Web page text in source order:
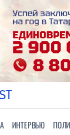
ИНТЕРВЬЮ